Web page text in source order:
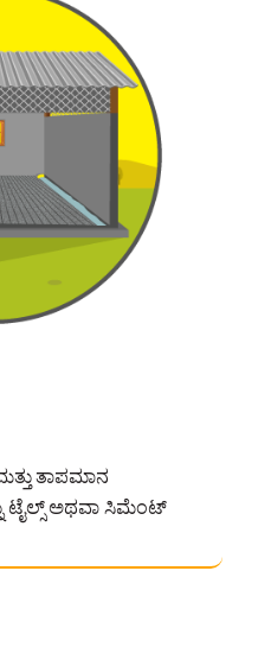
ತಾಪಮಾನ
ಟೈಲ್ಸ್‌ ಅಥವಾ ಸಿಮೆಂಟ್